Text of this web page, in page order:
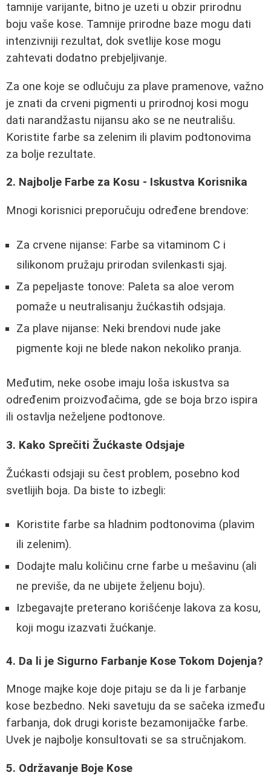
tamnije varijante, bitno je uzeti u obzir prirodnu
boju vaše kose. Tamnije prirodne baze mogu dati
intenzivniji rezultat, dok svetlije kose mogu
zahtevati dodatno prebjeljivanje.
Za one koje se odlučuju za plave pramenove, važno
je znati da crveni pigmenti u prirodnoj kosi mogu
dati narandžastu nijansu ako se ne neutrališu.
Koristite farbe sa zelenim ili plavim podtonovima
za bolje rezultate.
2. Najbolje Farbe za Kosu - Iskustva Korisnika
Mnogi korisnici preporučuju određene brendove:
Za crvene nijanse: Farbe sa vitaminom C i
silikonom pružaju prirodan svilenkasti sjaj.
Za pepeljaste tonove: Paleta sa aloe verom
pomaže u neutralisanju žućkastih odsjaja.
Za plave nijanse: Neki brendovi nude jake
pigmente koji ne blede nakon nekoliko pranja.
Međutim, neke osobe imaju loša iskustva sa
određenim proizvođačima, gde se boja brzo ispira
ili ostavlja neželjene podtonove.
3. Kako Sprečiti Žućkaste Odsjaje
Žućkasti odsjaji su čest problem, posebno kod
svetlijih boja. Da biste to izbegli:
Koristite farbe sa hladnim podtonovima (plavim
ili zelenim).
Dodajte malu količinu crne farbe u mešavinu (ali
ne previše, da ne ubijete željenu boju).
Izbegavajte preterano korišćenje lakova za kosu,
koji mogu izazvati žućkanje.
4. Da li je Sigurno Farbanje Kose Tokom Dojenja?
Mnoge majke koje doje pitaju se da li je farbanje
kose bezbedno. Neki savetuju da se sačeka između
farbanja, dok drugi koriste bezamonijačke farbe.
Uvek je najbolje konsultovati se sa stručnjakom.
5. Održavanje Boje Kose